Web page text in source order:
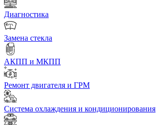
Диагностика
Замена стекла
АКПП и МКПП
Ремонт двигателя и ГРМ
Система охлаждения и кондиционирования